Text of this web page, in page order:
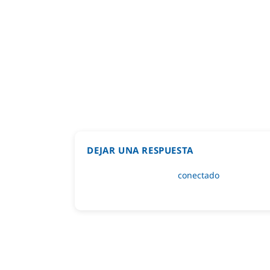
DEJAR UNA RESPUESTA
Lo siento, debes estarconectado